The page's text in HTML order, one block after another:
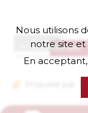
Nous utilisons
notre site et
En